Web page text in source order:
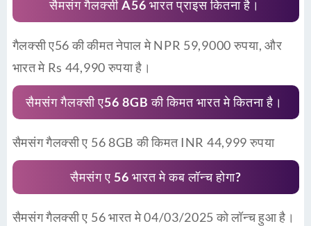
सैमसंग गैलक्सी A56 भारत प्राइस कितना है।
गैलक्सी ए56 की कीमत नेपाल मे NPR 59,9000 रुपया, और
भारत मे Rs 44,990 रुपया है।
सैमसंग गैलक्सी ए56 8GB की किमत भारत मे कितना है।
सैमसंग गैलक्सी ए 56 8GB की किमत INR 44,999 रुपया
सैमसंग ए 56 भारत मे कब लॉन्च होगा?
सैमसंग गैलक्सी ए 56 भारत मे 04/03/2025 को लॉन्च हुआ है।